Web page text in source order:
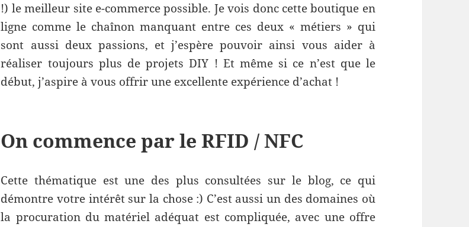
!) le meilleur site e-commerce possible. Je vois donc cette boutique en
ligne comme le chaînon manquant entre ces deux « métiers » qui
sont aussi deux passions, et j’espère pouvoir ainsi vous aider à
réaliser toujours plus de projets DIY ! Et même si ce n’est que le
début, j’aspire à vous offrir une excellente expérience d’achat !
On commence par le RFID / NFC
Cette thématique est une des plus consultées sur le blog, ce qui
démontre votre intérêt sur la chose :) C’est aussi un des domaines où
la procuration du matériel adéquat est compliquée, avec une offre